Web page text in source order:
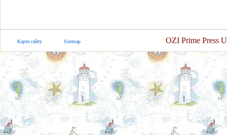
Карта сайту Sitemap OZI Prime Press